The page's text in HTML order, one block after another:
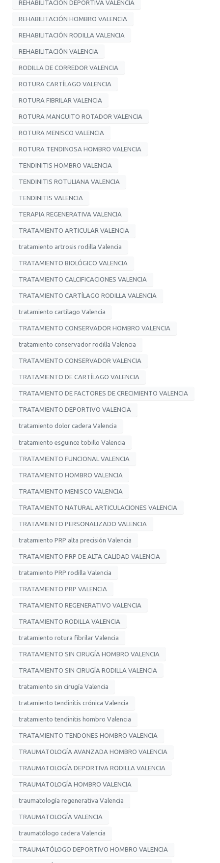
REHABILITACIÓN DEPORTIVA VALENCIA
REHABILITACIÓN HOMBRO VALENCIA
REHABILITACIÓN RODILLA VALENCIA
REHABILITACIÓN VALENCIA
RODILLA DE CORREDOR VALENCIA
ROTURA CARTÍLAGO VALENCIA
ROTURA FIBRILAR VALENCIA
ROTURA MANGUITO ROTADOR VALENCIA
ROTURA MENISCO VALENCIA
ROTURA TENDINOSA HOMBRO VALENCIA
TENDINITIS HOMBRO VALENCIA
TENDINITIS ROTULIANA VALENCIA
TENDINITIS VALENCIA
TERAPIA REGENERATIVA VALENCIA
TRATAMIENTO ARTICULAR VALENCIA
tratamiento artrosis rodilla Valencia
TRATAMIENTO BIOLÓGICO VALENCIA
TRATAMIENTO CALCIFICACIONES VALENCIA
TRATAMIENTO CARTÍLAGO RODILLA VALENCIA
tratamiento cartílago Valencia
TRATAMIENTO CONSERVADOR HOMBRO VALENCIA
tratamiento conservador rodilla Valencia
TRATAMIENTO CONSERVADOR VALENCIA
TRATAMIENTO DE CARTÍLAGO VALENCIA
TRATAMIENTO DE FACTORES DE CRECIMIENTO VALENCIA
TRATAMIENTO DEPORTIVO VALENCIA
tratamiento dolor cadera Valencia
tratamiento esguince tobillo Valencia
TRATAMIENTO FUNCIONAL VALENCIA
TRATAMIENTO HOMBRO VALENCIA
TRATAMIENTO MENISCO VALENCIA
TRATAMIENTO NATURAL ARTICULACIONES VALENCIA
TRATAMIENTO PERSONALIZADO VALENCIA
tratamiento PRP alta precisión Valencia
TRATAMIENTO PRP DE ALTA CALIDAD VALENCIA
tratamiento PRP rodilla Valencia
TRATAMIENTO PRP VALENCIA
TRATAMIENTO REGENERATIVO VALENCIA
TRATAMIENTO RODILLA VALENCIA
tratamiento rotura fibrilar Valencia
TRATAMIENTO SIN CIRUGÍA HOMBRO VALENCIA
TRATAMIENTO SIN CIRUGÍA RODILLA VALENCIA
tratamiento sin cirugía Valencia
tratamiento tendinitis crónica Valencia
tratamiento tendinitis hombro Valencia
TRATAMIENTO TENDONES HOMBRO VALENCIA
TRAUMATOLOGÍA AVANZADA HOMBRO VALENCIA
TRAUMATOLOGÍA DEPORTIVA RODILLA VALENCIA
TRAUMATOLOGÍA HOMBRO VALENCIA
traumatología regenerativa Valencia
TRAUMATOLOGÍA VALENCIA
traumatólogo cadera Valencia
TRAUMATÓLOGO DEPORTIVO HOMBRO VALENCIA